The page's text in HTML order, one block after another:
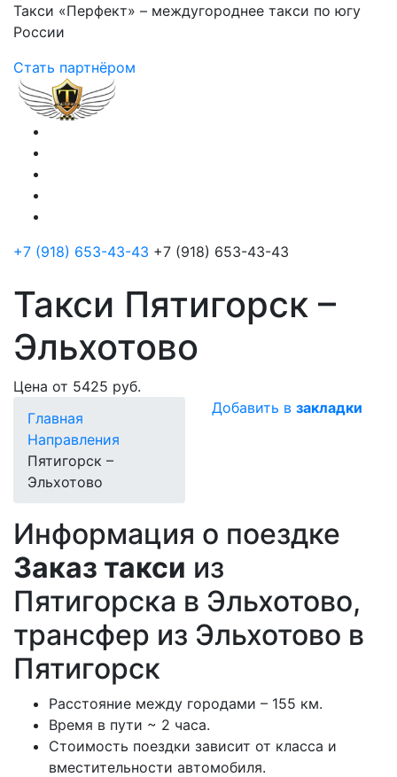
Такси «Перфект» – междугороднее такси по югу
России
Стать партнёром
+7 (918) 653-43-43 +7 (918) 653-43-43
Такси Пятигорск –
Эльхотово
Цена от 5425 руб.
Главная
Направления
Пятигорск –
Эльхотово
Добавить в закладки
Информация о поездке
Заказ такси из
Пятигорска в Эльхотово,
трансфер из Эльхотово в
Пятигорск
Расстояние между городами – 155 км.
Время в пути ~ 2 часа.
Стоимость поездки зависит от класса и
вместительности автомобиля.